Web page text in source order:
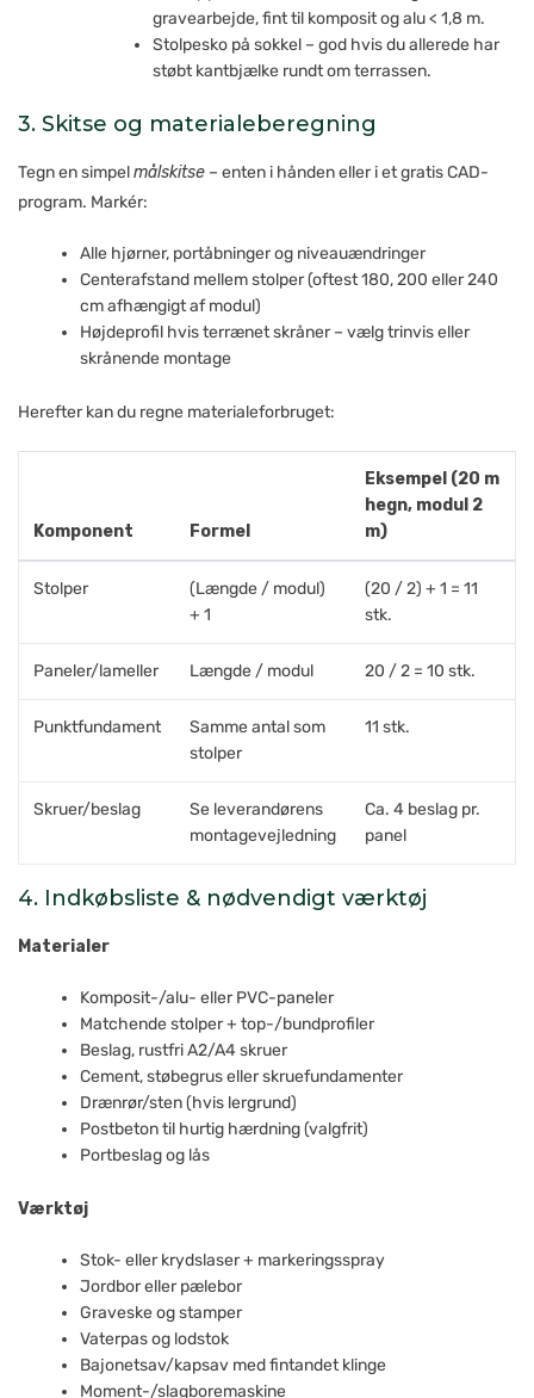
gravearbejde, fint til komposit og alu < 1,8 m.
Stolpesko på sokkel – god hvis du allerede har
støbt kantbjælke rundt om terrassen.
3. Skitse og materialeberegning
Tegn en simpelmålskitse – enten i hånden eller i et gratis CAD-
program. Markér:
Alle hjørner, portåbninger og niveauændringer
Centerafstand mellem stolper (oftest 180, 200 eller 240
cm afhængigt af modul)
Højdeprofil hvis terrænet skråner – vælg trinvis eller
skrånende montage
Herefter kan du regne materialeforbruget:
Komponent Formel
Eksempel (20 m
hegn, modul 2
m)
Stolper
(Længde / modul)
+ 1
(20 / 2) + 1 = 11
stk.
Paneler/lameller Længde / modul 20 / 2 = 10 stk.
Punktfundament
Samme antal som
stolper
11 stk.
Skruer/beslag
Se leverandørens
montagevejledning
Ca. 4 beslag pr.
panel
4. Indkøbsliste & nødvendigt værktøj
Materialer
Komposit-/alu- eller PVC-paneler
Matchende stolper + top-/bundprofiler
Beslag, rustfri A2/A4 skruer
Cement, støbegrus eller skruefundamenter
Drænrør/sten (hvis lergrund)
Postbeton til hurtig hærdning (valgfrit)
Portbeslag og lås
Værktøj
Stok- eller krydslaser + markeringsspray
Jordbor eller pælebor
Graveske og stamper
Vaterpas og lodstok
Bajonetsav/kapsav med fintandet klinge
Moment-/slagboremaskine